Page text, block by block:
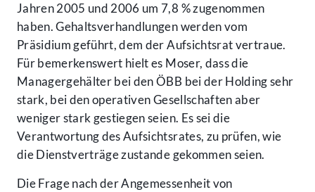
Jahren 2005 und 2006 um 7,8 % zugenommen
haben. Gehaltsverhandlungen werden vom
Präsidium geführt, dem der Aufsichtsrat vertraue.
Für bemerkenswert hielt es Moser, dass die
Managergehälter bei den ÖBB bei der Holding sehr
stark, bei den operativen Gesellschaften aber
weniger stark gestiegen seien. Es sei die
Verantwortung des Aufsichtsrates, zu prüfen, wie
die Dienstverträge zustande gekommen seien.
Die Frage nach der Angemessenheit von